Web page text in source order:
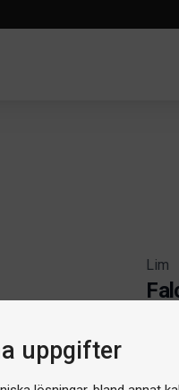
uppgifter
Lim